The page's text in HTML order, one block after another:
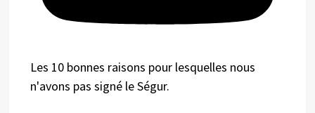
Les 10 bonnes raisons pour lesquelles nous
n'avons pas signé le Ségur.